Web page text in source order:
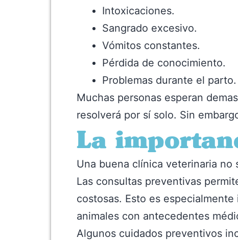
Intoxicaciones.
Sangrado excesivo.
Vómitos constantes.
Pérdida de conocimiento.
Problemas durante el parto.
Muchas personas esperan
resolverá por sí solo. Sin
La
Una buena clínica veterinaria no
Las consultas preventivas
costosas. Esto es
animales con antecedentes
Algunos cuidados preventivos